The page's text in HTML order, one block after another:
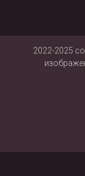
2022-2025